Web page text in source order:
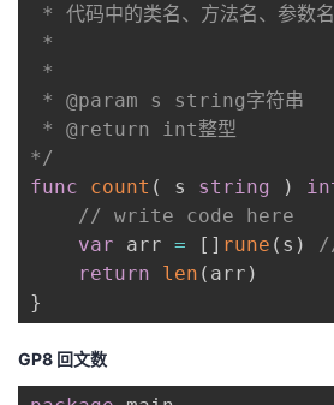
* 代码中的类名、方法名、参数
*
*
* @param s string字符串
* @return int整型
*/
func
count ( s string )
// write code here
var arr = [ ] rune ( s )
return
len ( arr )
}
GP8 回文数